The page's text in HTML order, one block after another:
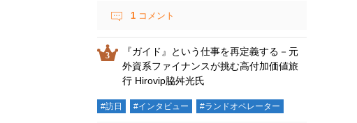
1 コメント
『ガイド』という仕事を再定義する－元
外資系ファイナンスが挑む高付加価値旅
行 Hirovip脇舛光氏
#訪日 #インタビュー #ランドオペレーター